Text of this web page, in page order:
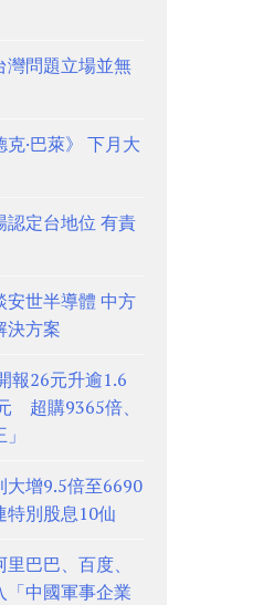
灣問題立場並無
·巴萊》 下月大
認定台地位 有責
安世半導體 中方
決方案
報26元升逾1.6
超購9365倍、
大增9.5倍至6690
別股息10仙
巴巴、百度、
「中國軍事企業